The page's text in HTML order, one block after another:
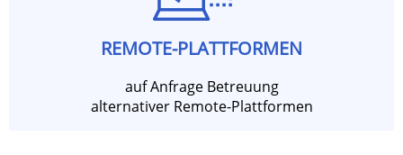
REMOTE-PLATTFORMEN
auf Anfrage Betreuung
alternativer Remote-Plattformen